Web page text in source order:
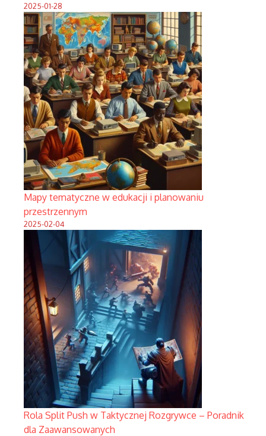
2025-01-28
Mapy tematyczne w edukacji i planowaniu
przestrzennym
2025-02-04
Rola Split Push w Taktycznej Rozgrywce – Poradnik
dla Zaawansowanych